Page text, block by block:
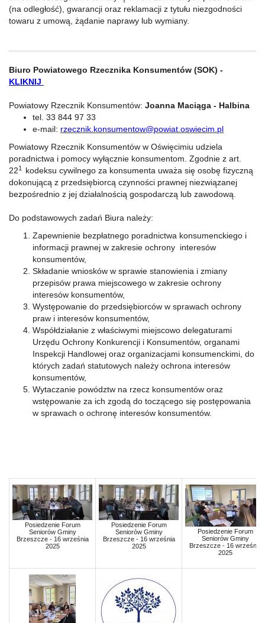
(na odległość), gwarancji oraz reklamacji z tytułu niezgodności
towaru z umową, żądanie naprawy lub wymiany.
Biuro Powiatowego Rzecznika Konsumentów (SOK) -
KLIKNIJ
Powiatowy Rzecznik Konsumentów: Joanna Maciąga - Halbina
tel. 33 844 97 33
e-mail: rzecznik.konsumentow@powiat.oswiecim.pl
Powiatowy Rzecznik Konsumentów w Oświęcimiu udziela
poradnictwa i pomocy wyłącznie konsumentom. Zgodnie z art.
221 kodeksu cywilnego za konsumenta uważa się osobę fizyczną
dokonującą z przedsiębiorcą czynności prawnej niezwiązanej
bezpośrednio z jej działalnością gospodarczą lub zawodową.
Do podstawowych zadań Biura należy:
Zapewnienie bezpłatnego poradnictwa konsumenckiego i
informacji prawnej w zakresie ochrony interesów
konsumentów,
Składanie wniosków w sprawie stanowienia i zmiany
przepisów prawa miejscowego w zakresie ochrony
interesów konsumentów,
Występowanie do przedsiębiorców w sprawach ochrony
praw i interesów konsumentów,
Współdziałanie z właściwymi miejscowo delegaturami
Urzędu Ochrony Konkurencji i Konsumentów, organami
Inspekcji Handlowej oraz organizacjami konsumenckimi, do
których zadań statutowych należy ochrona interesów
konsumentów,
Wytaczanie powództw na rzecz konsumentów oraz
wstępowanie za ich zgodą do toczącego się postępowania
w sprawach o ochronę interesów konsumentów.
Posiedzenie Forum
Seniorów Gminy
Brzeszcze - 16 września
2025
Posiedzenie Forum
Seniorów Gminy
Brzeszcze - 16 września
2025
Posiedzenie Forum
Seniorów Gminy
Brzeszcze - 16 września
2025